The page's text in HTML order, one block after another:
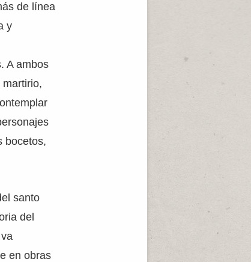
de línea
y
A ambos
bocetos,
santo
del
en obras